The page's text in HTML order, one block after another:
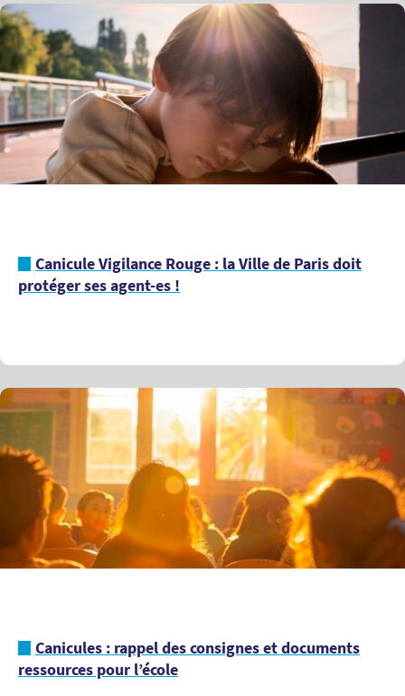
Canicule Vigilance Rouge : la Ville de Paris doit
protéger ses agent-es !
Canicules : rappel des consignes et documents
ressources pour l’école